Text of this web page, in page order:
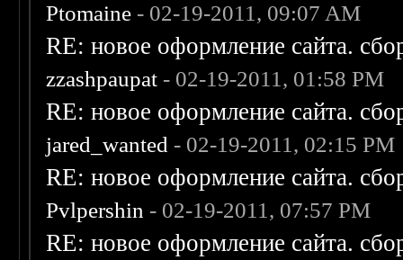
Ptomaine - 02-19-2011, 09:07 AM
RE: новое оформление сайта.
zzashpaupat - 02-19-2011, 01:58 PM
RE: новое оформление сайта.
jared_wanted - 02-19-2011, 02:15 PM
RE: новое оформление сайта.
Pvlpershin - 02-19-2011, 07:57 PM
RE: новое оформление сайта.